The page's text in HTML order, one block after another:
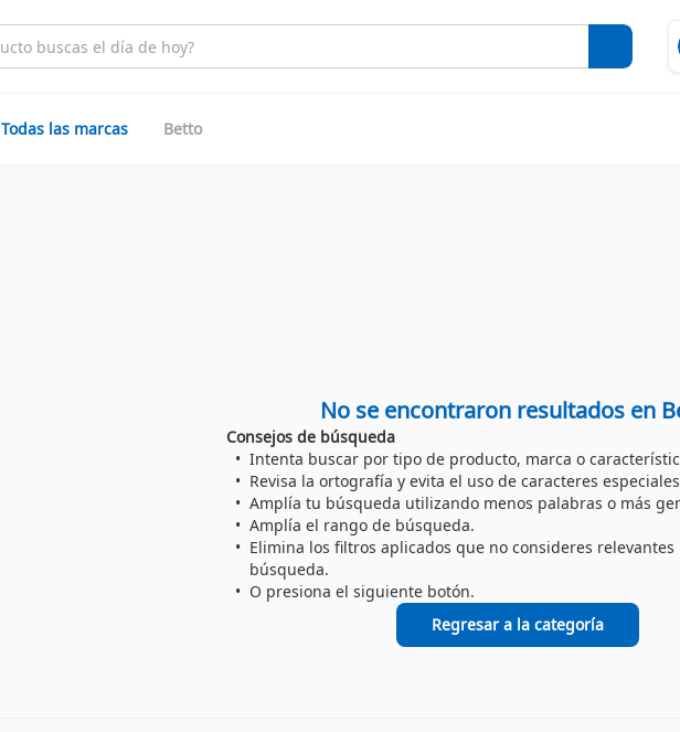
Todas las marcas Betto
No se encontraron resultados en
Consejos de búsqueda
Intenta buscar por tipo de producto, marca o
Revisa la ortografía y evita el uso de caracteres
Amplía tu búsqueda utilizando menos palabras o más
Amplía el rango de búsqueda.
Elimina los filtros aplicados que no consideres relevantes
búsqueda.
O presiona el siguiente botón.
Regresar a la categoría